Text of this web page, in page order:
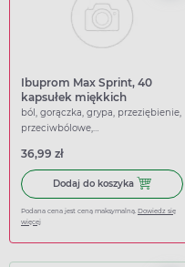
Ibuprom Max Sprint, 40
kapsułek miękkich
ból, gorączka, grypa, przeziębienie,
przeciwbólowe,
36,99 zł
Dodaj do koszyka Dodaj do
Podana cena jest ceną maksymalną. Dowiedz się
więcej